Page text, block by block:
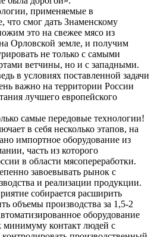
применяемые в
что смог дать Знаменскому
это на свежее мясо из
Орловской земле, и получим
не только с самыми
ветчины, но и с западными.
в условиях поставленной задачи
важно на территории России
лучшего европейского
самые передовые технологии!
в себя несколько этапов, на
импортное оборудование из
часть из которого
в области мясопереработки.
завоевывать рынок с
и реализации продукции.
собирается расширить
объемы производства за 1,5-2
оборудование
минимуму контакт людей с